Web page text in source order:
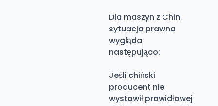
Dla maszyn z Chin
sytuacja prawna
wygląda
następująco:
Jeśli chiński
producent nie
wystawił prawidłowej